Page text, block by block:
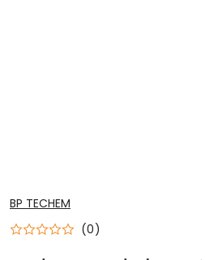
NAZWA
PRODUCENTA:
BP TECHEM
(0)